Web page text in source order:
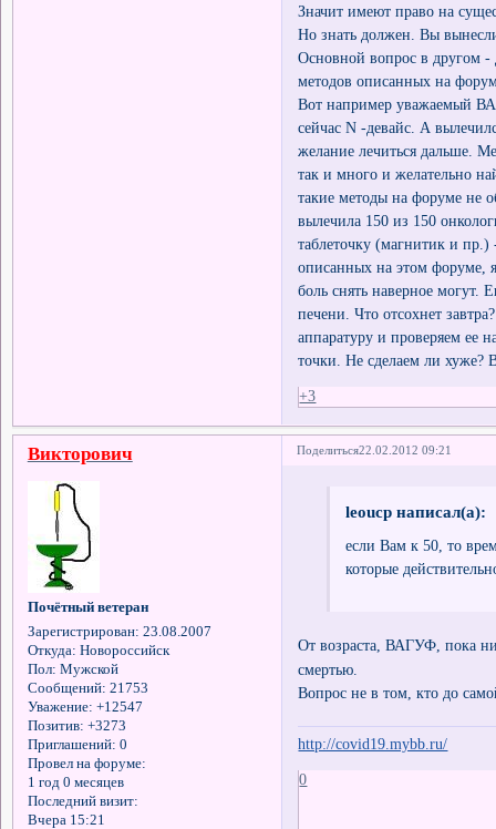
Значит имеют право на
Но знать должен. Вы
Основной вопрос в другом -
методов описанных на
Вот например уважаемый
сейчас N -девайс. А
желание лечиться дальше.
так и много и желательно
такие методы на форуме не
вылечила 150 из 150
таблеточку (магнитик и
описанных на этом форуме,
боль снять наверное могут.
печени. Что отсохнет
аппаратуру и проверяем ее
точки. Не сделаем ли хуже?
+3
Поделиться22.02.2012 09:21
Викторович
Почётный ветеран
Зарегистрирован: 23.08.2007
Откуда: Новороссийск
Пол: Мужской
Сообщений: 21753
Уважение: +12547
Позитив: +3273
Приглашений: 0
Провел на форуме:
1 год 0 месяцев
Последний визит:
Вчера 15:21
leoucp написал(а):
если Вам к 50, то
которые
От возраста, ВАГУФ, пока
смертью.
Вопрос не в том, кто до
http://covid19.mybb.ru/
0